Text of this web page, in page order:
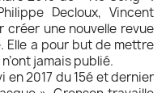
Decloux, Vincent
créer une nouvelle revue
a pour but de mettre
jamais publié.
en 2017 du 15é et dernier